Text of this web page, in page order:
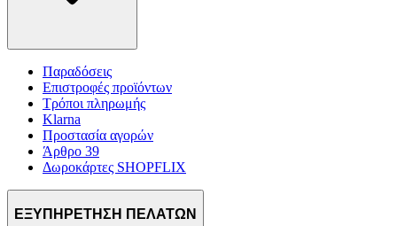
Παραδόσεις
Επιστροφές προϊόντων
Τρόποι πληρωμής
Klarna
Προστασία αγορών
Άρθρο 39
Δωροκάρτες SHOPFLIX
ΕΞΥΠΗΡΕΤΗΣΗ ΠΕΛΑΤΩΝ